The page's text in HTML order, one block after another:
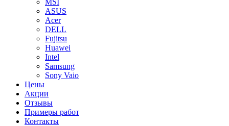
MSI
ASUS
Acer
DELL
Fujitsu
Huawei
Intel
Samsung
Sony Vaio
Цены
Акции
Отзывы
Примеры работ
Контакты